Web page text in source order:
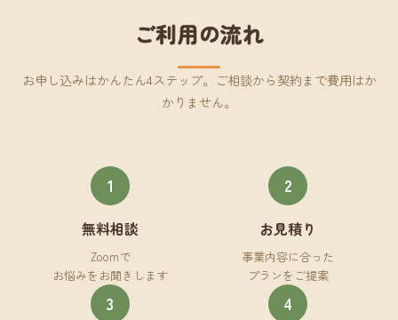
ご利用の流れ
お申し込みはかんたん4ステップ。ご相談から契約まで費用はか
かりません。
1
無料相談
Zoomで
お悩みをお聞きします
2
お見積り
事業内容に合った
プランをご提案
3 4